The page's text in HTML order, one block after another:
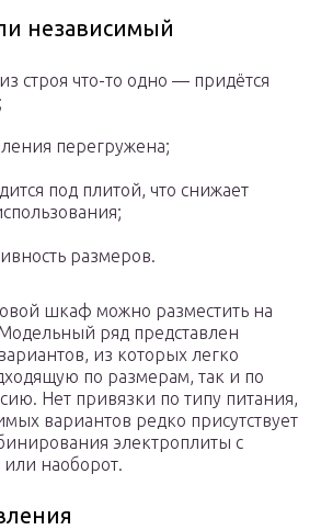
независимый
строя что-то одно — придётся
перегружена;
под плитой, что снижает
размеров.
шкаф можно разместить на
ряд представлен
из которых легко
по размерам, так и по
Нет привязки по типу питания,
вариантов редко присутствует
электроплиты с
или наоборот.